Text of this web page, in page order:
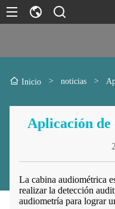
Inicio > noticias >
Aplicación
La cabina audiométrica
realizar la detección
audiometría para lograr